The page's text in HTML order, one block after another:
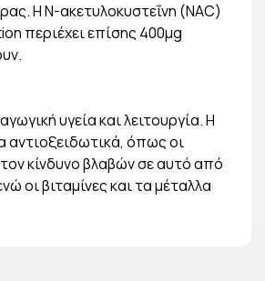
Η Ν-ακετυλοκυστεΐνη (NAC)
περιέχει επίσης 400μg
υγεία και λειτουργία. Η
αντιοξειδωτικά, όπως οι
κίνδυνο βλαβών σε αυτό από
οι βιταμίνες και τα μέταλλα